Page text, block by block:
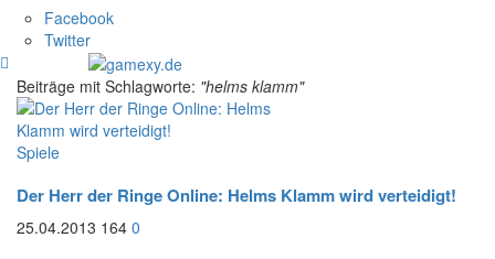
Facebook
Twitter
Beiträge mit Schlagworte: "helms klamm"
Spiele
Der Herr der Ringe Online: Helms Klamm wird verteidigt!
25.04.2013 164 0